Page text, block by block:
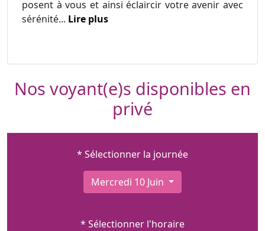
posent à vous et ainsi éclaircir votre avenir avec
sérénité... Lire plus
Nos voyant(e)s disponibles en
privé
* Sélectionner la journée
Mercredi 10 Juin
* Sélectionner l'horaire